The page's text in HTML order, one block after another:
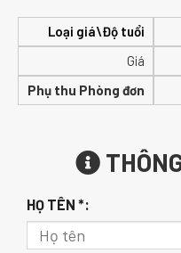
Loại giá\Độ tuổi
Giá
Phụ thu Phòng đơn
HỌ TÊN *: